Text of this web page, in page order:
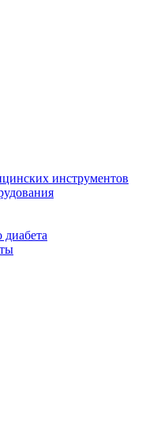
инструментов